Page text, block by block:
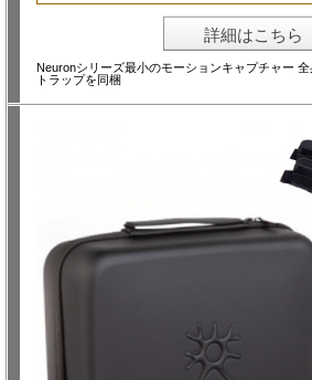
詳細はこちら
Neuronシリーズ最小のモーションキャプチャー
トラップを同梱